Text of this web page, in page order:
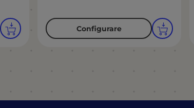
Configurare